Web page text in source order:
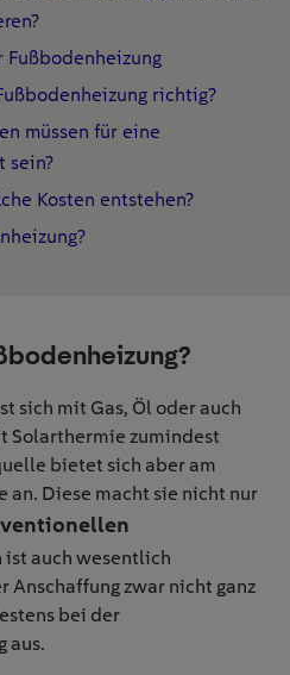
richtig?
müssen für eine
sein?
Kosten entstehen?
sich mit Gas, Öl oder auch
Solarthermie zumindest
bietet sich aber am
Diese macht sie nicht nur
ist auch wesentlich
zwar nicht ganz
bei der
aus.